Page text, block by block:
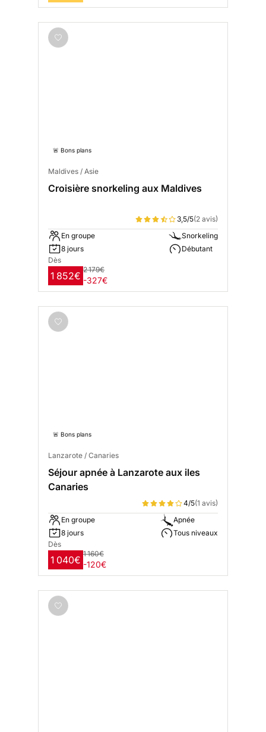
🚨 Bons plans
Maldives / Asie
Croisière snorkeling aux Maldives
3,5/5(2 avis)
En groupe
8 jours
Snorkeling
Débutant
Dès
1 852€
2 179€
-327€
🚨 Bons plans
Lanzarote / Canaries
Séjour apnée à Lanzarote aux iles
Canaries
4/5(1 avis)
En groupe
8 jours
Apnée
Tous niveaux
Dès
1 040€
1 160€
-120€